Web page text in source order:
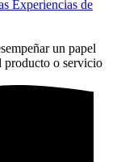
Experiencias de
un papel
producto o servicio